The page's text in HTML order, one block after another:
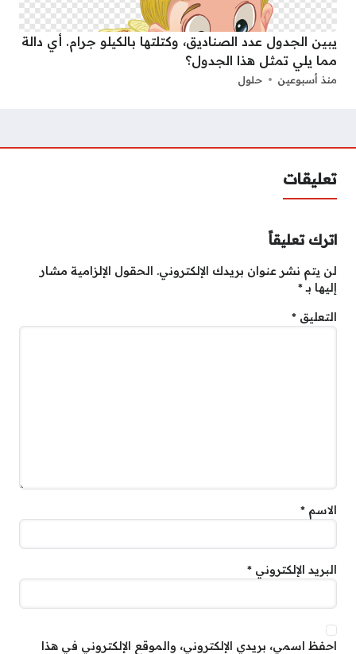
يبين الجدول عدد الصناديق، وكتلتها بالكيلو جرام. أي دالة
مما يلي تمثل هذا الجدول؟
منذ أسبوعين حلول
تعليقات
اترك تعليقاً
لن يتم نشر عنوان بريدك الإلكتروني. الحقول الإلزامية مشار
إليها بـ*
التعليق *
الاسم *
البريد الإلكتروني *
احفظ اسمي، بريدي الإلكتروني، والموقع الإلكتروني في هذا